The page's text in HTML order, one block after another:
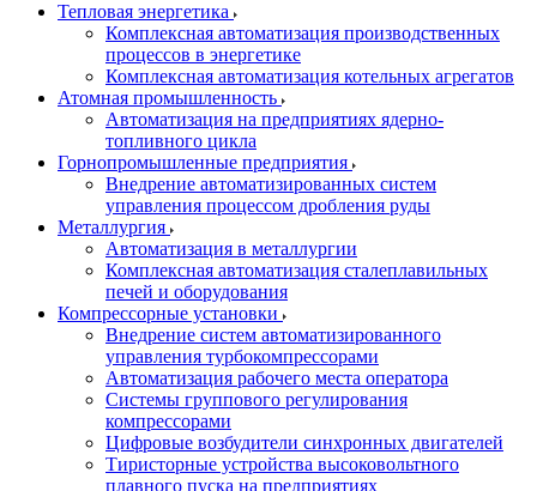
Тепловая энергетика
Комплексная автоматизация производственных
процессов в энергетике
Комплексная автоматизация котельных агрегатов
Атомная промышленность
Автоматизация на предприятиях ядерно-
топливного цикла
Горнопромышленные предприятия
Внедрение автоматизированных систем
управления процессом дробления руды
Металлургия
Автоматизация в металлургии
Комплексная автоматизация сталеплавильных
печей и оборудования
Компрессорные установки
Внедрение систем автоматизированного
управления турбокомпрессорами
Автоматизация рабочего места оператора
Системы группового регулирования
компрессорами
Цифровые возбудители синхронных двигателей
Тиристорные устройства высоковольтного
плавного пуска на предприятиях